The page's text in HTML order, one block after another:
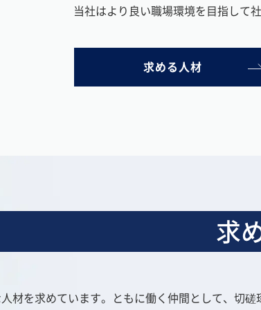
当社はより良い職場環境を目指して
求める人材
求
材を求めています。ともに働く仲間として、切磋